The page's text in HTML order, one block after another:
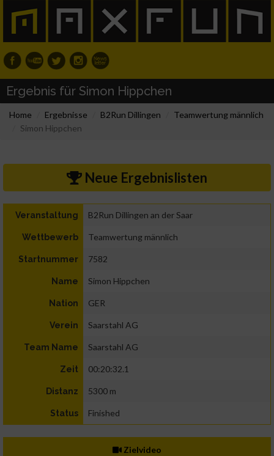
Ergebnis für Simon Hippchen
Home Ergebnisse B2Run Dillingen
Teamwertung männlich
Simon Hippchen
Neue Ergebnislisten
Veranstaltung B2Run Dillingen an der Saar
Wettbewerb Teamwertung männlich
Startnummer 7582
Name Simon Hippchen
Nation GER
Verein Saarstahl AG
Team Name Saarstahl AG
Zeit 00:20:32.1
Distanz 5300 m
Status Finished
Zielvideo